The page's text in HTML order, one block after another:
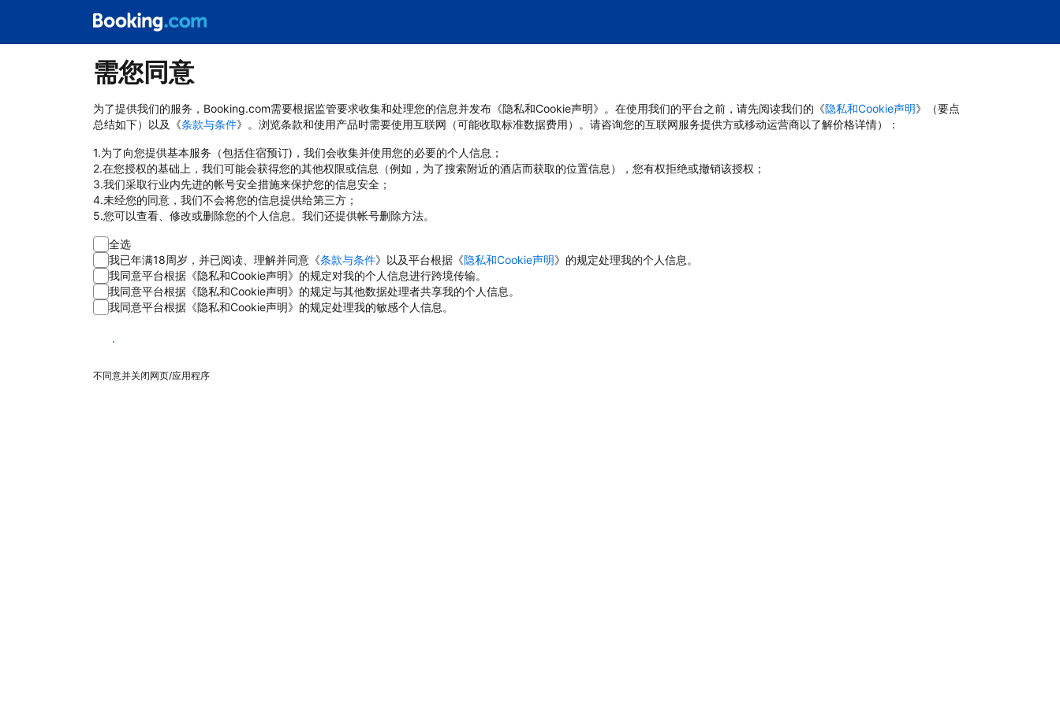
需您同意
为了提供我们的服务，Booking.com需要根据监管要求收集和处理您的信息并发布《隐私和Cookie声明》。在使用我们的平台之前，请先阅读我们的《隐私和Cookie声明》（要点
总结如下）以及《条款与条件》。浏览条款和使用产品时需要使用互联网（可能收取标准数据费用）。请咨询您的互联网服务提供方或移动运营商以了解价格详情）：
1.为了向您提供基本服务（包括住宿预订)，我们会收集并使用您的必要的个人信息；
2.在您授权的基础上，我们可能会获得您的其他权限或信息（例如，为了搜索附近的酒店而获取的位置信息），您有权拒绝或撤销该授权；
3.我们采取行业内先进的帐号安全措施来保护您的信息安全；
4.未经您的同意，我们不会将您的信息提供给第三方；
5.您可以查看、修改或删除您的个人信息。我们还提供帐号删除方法。
全选
我已年满18周岁，并已阅读、理解并同意《条款与条件》以及平台根据《隐私和Cookie声明》的规定处理我的个人信息。
我同意平台根据《隐私和Cookie声明》的规定对我的个人信息进行跨境传输。
我同意平台根据《隐私和Cookie声明》的规定与其他数据处理者共享我的个人信息。
我同意平台根据《隐私和Cookie声明》的规定处理我的敏感个人信息。
同意
不同意并关闭网页/应用程序